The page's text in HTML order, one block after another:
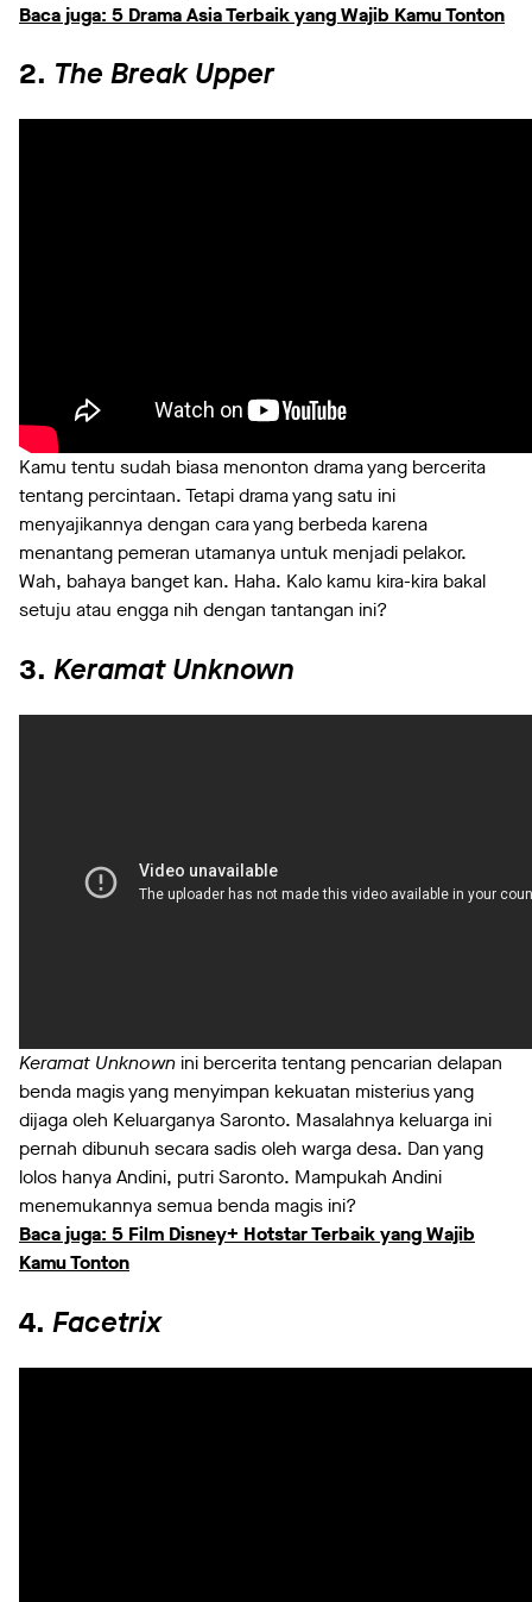
Baca juga: 5 Drama Asia Terbaik yang Wajib Kamu Tonton
2. The Break Upper
Kamu tentu sudah biasa menonton drama yang bercerita
tentang percintaan. Tetapi drama yang satu ini
menyajikannya dengan cara yang berbeda karena
menantang pemeran utamanya untuk menjadi pelakor.
Wah, bahaya banget kan. Haha. Kalo kamu kira-kira bakal
setuju atau engga nih dengan tantangan ini?
3. Keramat Unknown
Keramat Unknown ini bercerita tentang pencarian delapan
benda magis yang menyimpan kekuatan misterius yang
dijaga oleh Keluarganya Saronto. Masalahnya keluarga ini
pernah dibunuh secara sadis oleh warga desa. Dan yang
lolos hanya Andini, putri Saronto. Mampukah Andini
menemukannya semua benda magis ini?
Baca juga: 5 Film Disney+ Hotstar Terbaik yang Wajib
Kamu Tonton
4. Facetrix